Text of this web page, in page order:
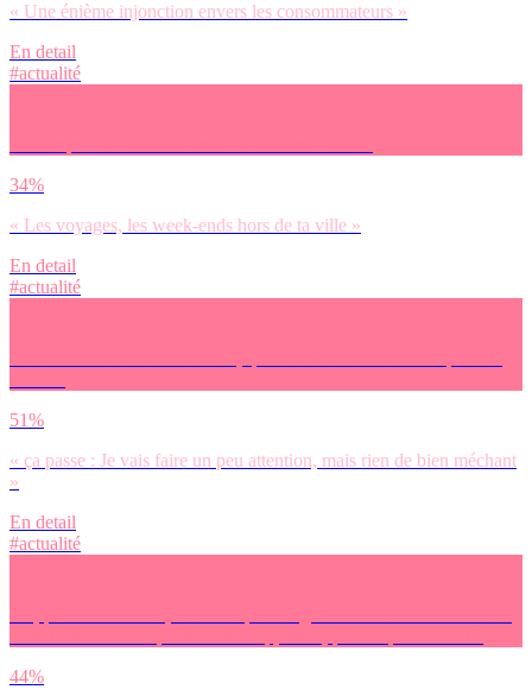
« Une énième injonction envers les consommateurs »
En detail
#actualité
34%
« Les voyages, les week-ends hors de ta ville »
En detail
#actualité
51%
« ça passe : Je vais faire un peu attention, mais rien de bien méchant
»
En detail
#actualité
44%